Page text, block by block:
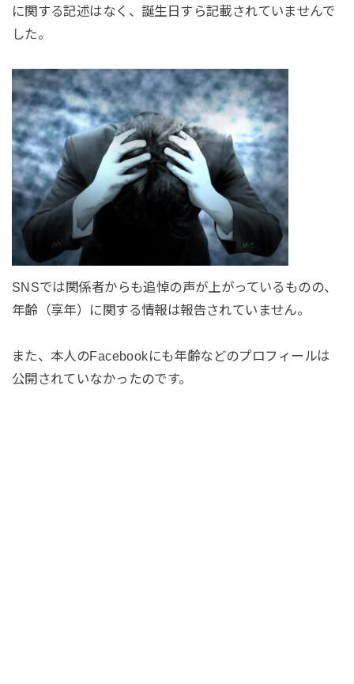
に関する記述はなく、誕生日すら記載されていませんで
した。
SNSでは関係者からも追悼の声が上がっているものの、
年齢（享年）に関する情報は報告されていません。
また、本人のFacebookにも年齢などのプロフィールは
公開されていなかったのです。